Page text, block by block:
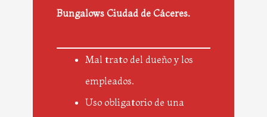
Bungalows Ciudad de Cáceres.
Mal trato del dueño y los
empleados.
Uso obligatorio de una